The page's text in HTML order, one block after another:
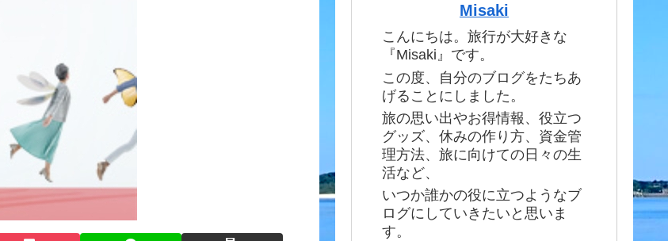
Misaki
こんにちは。旅行が大好きな
『Misaki』です。
この度、自分のブログをたちあ
げることにしました。
旅の思い出やお得情報、役立つ
グッズ、休みの作り方、資金管
理方法、旅に向けての日々の生
活など、
いつか誰かの役に立つようなブ
ログにしていきたいと思いま
す。